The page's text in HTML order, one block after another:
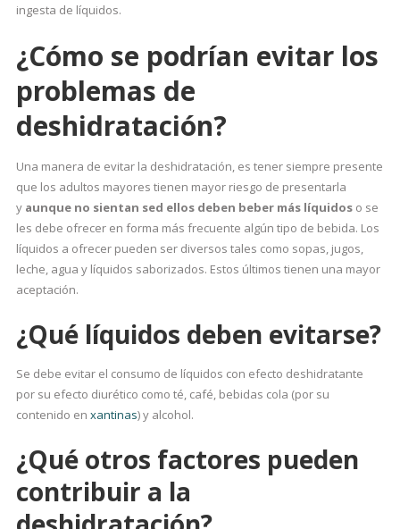
ingesta de líquidos.
¿Cómo se podrían evitar los
problemas de
deshidratación?
Una manera de evitar la deshidratación, es tener siempre presente
que los adultos mayores tienen mayor riesgo de presentarla
y aunque no sientan sed ellos deben beber más líquidoso se
les debe ofrecer en forma más frecuente algún tipo de bebida. Los
líquidos a ofrecer pueden ser diversos tales como sopas, jugos,
leche, agua y líquidos saborizados. Estos últimos tienen una mayor
aceptación.
¿Qué líquidos deben evitarse?
Se debe evitar el consumo de líquidos con efecto deshidratante
por su efecto diurético como té, café, bebidas cola (por su
contenido en xantinas) y alcohol.
¿Qué otros factores pueden
contribuir a la